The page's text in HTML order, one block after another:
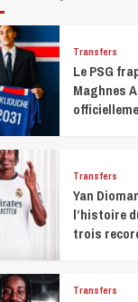
Transfers
Le PSG
Maghnes
Transfers
Yan
l’histoire
trois
Transfers